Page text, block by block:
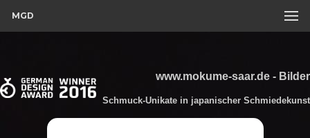
MGD
www.mokume-saar.de - Bilder
Schmuck-Unikate in japanischer Schmiedekunst